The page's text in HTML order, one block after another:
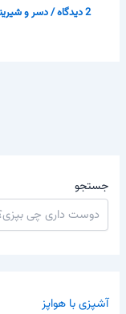
2 دیدگاه /دسر و
جستجو
آشپزی با هواپز